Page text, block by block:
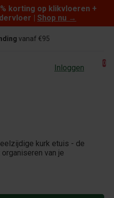
korting op klikvloeren +
| Shop nu →
vanaf €95
Inloggen 0
kurk etuis - de
van je